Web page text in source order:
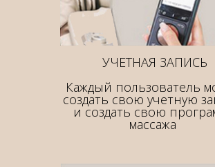
УЧЕТНАЯ ЗАПИСЬ
Каждый пользователь
создать свою учетную
и создать свою
массажа